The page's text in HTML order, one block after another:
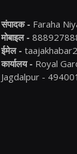
संपादक - Faraha
मोबाइल -
ईमेल -
कार्यालय - Royal
Jagdalpur - 494001